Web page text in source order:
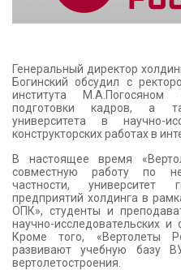
Генеральный директор
Богинский обсудил с
института М.А.Погосяном
подготовки кадров, а
университета в научно-
конструкторских работах в
В настоящее время
совместную работу по
частности, университет
предприятий холдинга в
ОПК», студенты и
научно-исследовательских и
Кроме того, «Вертолеты
развивают учебную базу
вертолетостроения.